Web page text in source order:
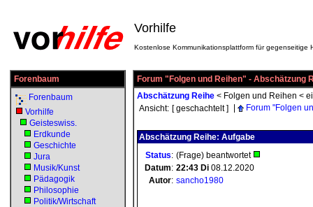
Vorhilfe
Kostenlose Kommunikationsplattform für gegenseitige
Forenbaum
Forenbaum
Vorhilfe
Geisteswiss.
Erdkunde
Geschichte
Jura
Musik/Kunst
Pädagogik
Philosophie
Politik/Wirtschaft
Forum "Folgen und Reihen" - Abschätzung
Abschätzung Reihe < Folgen und Reihen <
Ansicht: [ geschachtelt ] Forum "Folgen
Abschätzung Reihe: Aufgabe
Status: (Frage) beantwortet
Datum: 22:43 Di 08.12.2020
Autor: sancho1980